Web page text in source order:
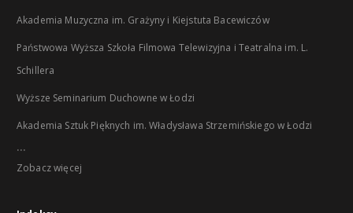
Akademia Muzyczna im. Grażyny i Kiejstuta Bacewiczów
Państwowa Wyższa Szkoła Filmowa Telewizyjna i Teatralna im. L.
Schillera
Wyższe Seminarium Duchowne w Łodzi
Akademia Sztuk Pięknych im. Władysława Strzemińskiego w Łodzi
...
Zobacz więcej